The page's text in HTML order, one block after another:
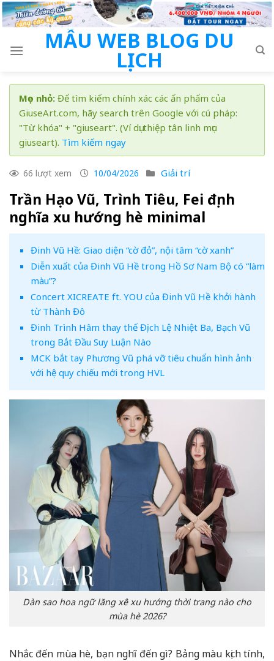
Skip
to
MẪU WEB BLOG DU
LỊCH
Mẹo nhỏ: Để tìm kiếm chính xác các ấn phẩm của
GiuseArt.com, hãy search trên Google với cú pháp:
"Từ khóa" + "giuseart". (Ví dụ: thiệp tân linh mục
giuseart). Tìm kiếm ngay
66 lượt xem 10/04/2026 Giải trí
Trần Hạo Vũ, Trình Tiêu, Fei định
nghĩa xu hướng hè minimal
Đinh Vũ Hề: Giao diện “cờ đỏ”, nội tâm “cờ xanh”
Diễn xuất của Đinh Vũ Hề trong Hồ Sơ Nam Bộ có “làm
màu”?
Concert XICREATE ft. YOU của Đinh Vũ Hề khởi hành
từ Thành Đô
Đinh Trình Hâm thay thế Địch Lệ Nhiệt Ba, Bạch Vũ
trong Bắt Đầu Suy Luận Nào
MCK bắt tay Phương Vũ phá vỡ tiêu chuẩn hình ảnh
với hệ quy chiếu mới trong HVL
Dàn sao hoa ngữ lăng xê xu hướng thời trang nào cho
mùa hè 2026?
Nhắc đến mùa hè, bạn nghĩ đến gì? Bảng màu kịch tính,